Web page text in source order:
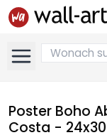
Poster Boho
Costa -